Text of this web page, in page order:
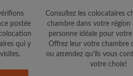
postée
qui y
Consultez les colocataires
chambre dans votre région
personne idéale pour
Offrez leur votre chambre
ou attendez qu'ils vous
votre choix!